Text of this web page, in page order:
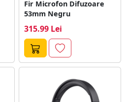
Fir Microfon Difuzoare
53mm Negru
315.99 Lei